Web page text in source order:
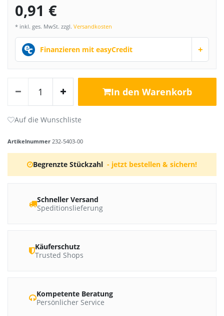
0,91 €
* inkl. ges. MwSt. zzgl. Versandkosten
Finanzieren mit easyCredit +
In den Warenkorb
Artikelnummer 232-5403-00
Begrenzte Stückzahl - jetzt bestellen & sichern!
Schneller Versand
Speditionslieferung
Käuferschutz
Trusted Shops
Kompetente Beratung
Persönlicher Service